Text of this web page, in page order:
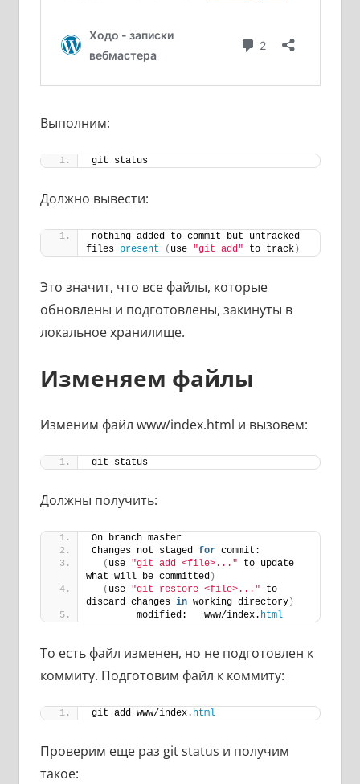
Выполним:
git status
Должно вывести:
nothing added to commit but untracked
files present ( use "git add" to track)
Это значит, что все файлы, которые
обновлены и подготовлены, закинуты в
локальное хранилище.
Изменяем файлы
Изменим файл www/index.html и вызовем:
git status
Должны получить:
On branch master
Changes not staged for commit:
( use "git add <file>..." to update
what will be committed)
( use "git restore <file>..." to
discard changes in working directory)
        modified:   www/index.
html
То есть файл изменен, но не подготовлен к
коммиту. Подготовим файл к коммиту:
git add www/index. html
Проверим еще раз git status и получим
такое: